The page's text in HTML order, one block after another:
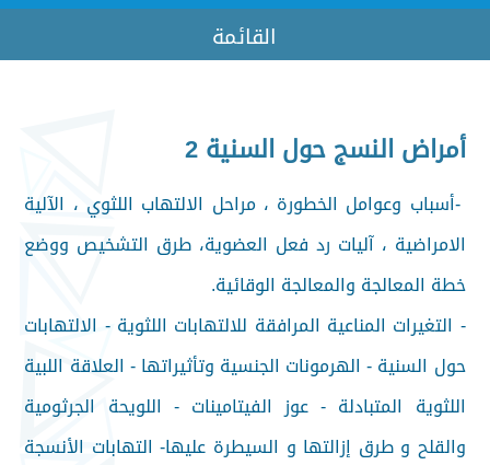
القائمة
أمراض النسج حول السنية 2
-أسباب وعوامل الخطورة ، مراحل الالتهاب اللثوي ، الآلية
الامراضية ، آليات رد فعل العضوية، طرق التشخيص ووضع
خطة المعالجة والمعالجة الوقائية.
- التغيرات المناعية المرافقة للالتهابات اللثوية - الالتهابات
حول السنية - الهرمونات الجنسية وتأثيراتها - العلاقة اللبية
اللثوية المتبادلة - عوز الفيتامينات - اللويحة الجرثومية
والقلح و طرق إزالتها و السيطرة عليها- التهابات الأنسجة